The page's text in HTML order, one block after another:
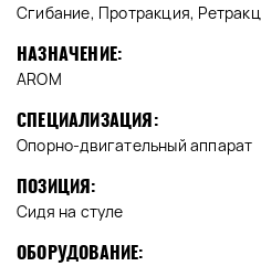
Сгибание, Протракция,
НАЗНАЧЕНИЕ:
AROM
СПЕЦИАЛИЗАЦИЯ:
Опорно-двигательный аппарат
ПОЗИЦИЯ:
Сидя на стуле
ОБОРУДОВАНИЕ: